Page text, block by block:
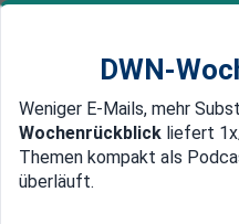
Newsticker MEIN DWN:
Edelmetalle
DWN-
Weniger E-Mails, mehr
Wochenrückblick liefert
Themen kompakt als
überläuft.